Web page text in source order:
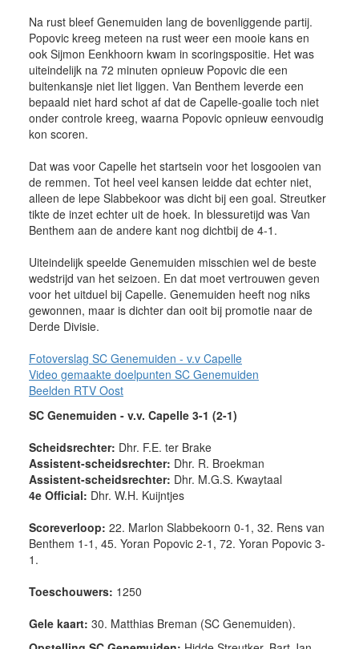
Na rust bleef Genemuiden lang de bovenliggende partij.
Popovic kreeg meteen na rust weer een mooie kans en
ook Sijmon Eenkhoorn kwam in scoringspositie. Het was
uiteindelijk na 72 minuten opnieuw Popovic die een
buitenkansje niet liet liggen. Van Benthem leverde een
bepaald niet hard schot af dat de Capelle-goalie toch niet
onder controle kreeg, waarna Popovic opnieuw eenvoudig
kon scoren.
Dat was voor Capelle het startsein voor het losgooien van
de remmen. Tot heel veel kansen leidde dat echter niet,
alleen de lepe Slabbekoor was dicht bij een goal. Streutker
tikte de inzet echter uit de hoek. In blessuretijd was Van
Benthem aan de andere kant nog dichtbij de 4-1.
Uiteindelijk speelde Genemuiden misschien wel de beste
wedstrijd van het seizoen. En dat moet vertrouwen geven
voor het uitduel bij Capelle. Genemuiden heeft nog niks
gewonnen, maar is dichter dan ooit bij promotie naar de
Derde Divisie.
Fotoverslag SC Genemuiden - v.v Capelle
Video gemaakte doelpunten SC Genemuiden
Beelden RTV Oost
SC Genemuiden - v.v. Capelle 3-1 (2-1)
Scheidsrechter: Dhr. F.E. ter Brake
Assistent-scheidsrechter: Dhr. R. Broekman
Assistent-scheidsrechter: Dhr. M.G.S. Kwaytaal
4e Official: Dhr. W.H. Kuijntjes
Scoreverloop: 22. Marlon Slabbekoorn 0-1, 32. Rens van
Benthem 1-1, 45. Yoran Popovic 2-1, 72. Yoran Popovic 3-
1.
Toeschouwers: 1250
Gele kaart: 30. Matthias Breman (SC Genemuiden).